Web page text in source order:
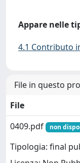
Appare nelle
4.1 Contributo
File in questo
File
0409.pdf
non
Tipologia: final